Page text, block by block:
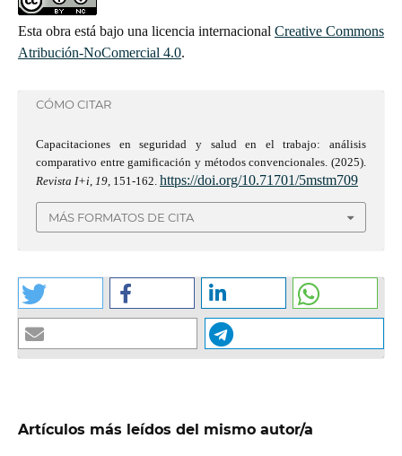
Esta obra está bajo una licencia internacionalCreative Commons
Atribución-NoComercial 4.0.
CÓMO CITAR
Capacitaciones en seguridad y salud en el trabajo: análisis
comparativo entre gamificación y métodos convencionales. (2025).
Revista I+i, 19, 151-162. https://doi.org/10.71701/5mstm709
MÁS FORMATOS DE CITA
Artículos más leídos del mismo autor/a